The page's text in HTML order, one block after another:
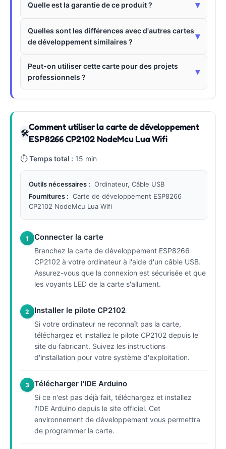
Quelle est la garantie de ce produit ? ▾
Quelles sont les différences avec d'autres cartes
de développement similaires ?
▾
Peut-on utiliser cette carte pour des projets
professionnels ?
▾
🛠
Comment utiliser la carte de développement
ESP8266 CP2102 NodeMcu Lua Wifi
⏱Temps total : 15 min
Outils nécessaires : Ordinateur, Câble USB
Fournitures : Carte de développement ESP8266
CP2102 NodeMcu Lua Wifi
1 Connecter la carte
Branchez la carte de développement ESP8266
CP2102 à votre ordinateur à l'aide d'un câble USB.
Assurez-vous que la connexion est sécurisée et que
les voyants LED de la carte s'allument.
2 Installer le pilote CP2102
Si votre ordinateur ne reconnaît pas la carte,
téléchargez et installez le pilote CP2102 depuis le
site du fabricant. Suivez les instructions
d'installation pour votre système d'exploitation.
3 Télécharger l'IDE Arduino
Si ce n'est pas déjà fait, téléchargez et installez
l'IDE Arduino depuis le site officiel. Cet
environnement de développement vous permettra
de programmer la carte.